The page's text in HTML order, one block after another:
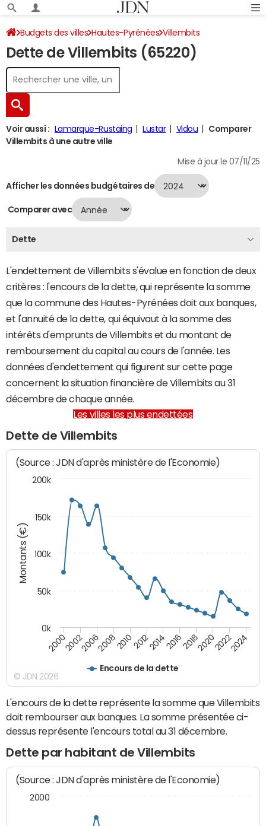
Budgets des villes Hautes-Pyrénées Villembits
Dette au 31/12/2024
Dette de Villembits (65220)
Voir aussi : Lamarque-Rustaing Lustar Vidou
Comparer
Villembits à une autre ville
Mise à jour le 07/11/25
Afficher les données budgétaires de
Comparer avec
Dette
L'endettement de Villembits s'évalue en fonction de deux
critères : l'encours de la dette, qui représente la somme
que la commune des Hautes-Pyrénées doit aux banques,
et l'annuité de la dette, qui équivaut à la somme des
intérêts d'emprunts de Villembits et du montant de
remboursement du capital au cours de l'année. Les
données d'endettement qui figurent sur cette page
concernent la situation financière de Villembits au 31
décembre de chaque année.
Les villes les plus endettées
Dette de Villembits
Montants (€)
(Source : JDN d'après ministère de l'Economie)
Encours de la dette
200020022006200820102012201420162018202020222024
0k
50k
100k
150k
200k
© JDN 2026
L'encours de la dette représente la somme que Villembits
doit rembourser aux banques. La somme présentée ci-
dessus représente l'encours total au 31 décembre.
Dette par habitant de Villembits
(Source : JDN d'après ministère de l'Economie)
2000